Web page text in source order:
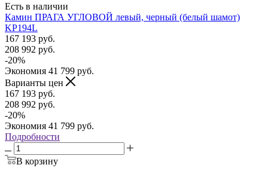
Есть в наличии
Камин ПРАГА УГЛОВОЙ левый, черный (белый шамот)
KP194L
167 193 руб.
208 992 руб.
-20%
Экономия 41 799 руб.
Варианты цен
167 193 руб.
208 992 руб.
-20%
Экономия 41 799 руб.
Подробности
В корзину